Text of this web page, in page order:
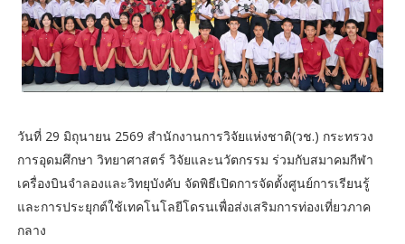
วันที่ 29 มิถุนายน 2569 สำนักงานการวิจัยแห่งชาติ(วช.) กระทรวง
การอุดมศึกษา วิทยาศาสตร์ วิจัยและนวัตกรรม ร่วมกับสมาคมกีฬา
เครื่องบินจำลองและวิทยุบังคับ จัดพิธีเปิดการจัดตั้งศูนย์การเรียนรู้
และการประยุกต์ใช้เทคโนโลยีโดรนเพื่อส่งเสริมการท่องเที่ยวภาค
กลาง